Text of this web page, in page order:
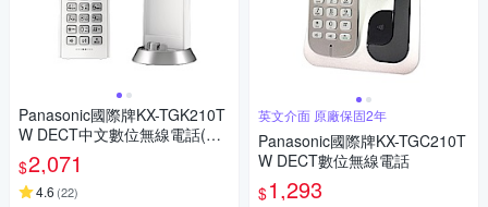
Panasonic國際牌KX-TGK210T
W DECT中文數位無線電話(公
司貨)
$2,071
4.6 (22)
英文介面 原廠保固2年
Panasonic國際牌KX-TGC210T
W DECT數位無線電話
$1,293